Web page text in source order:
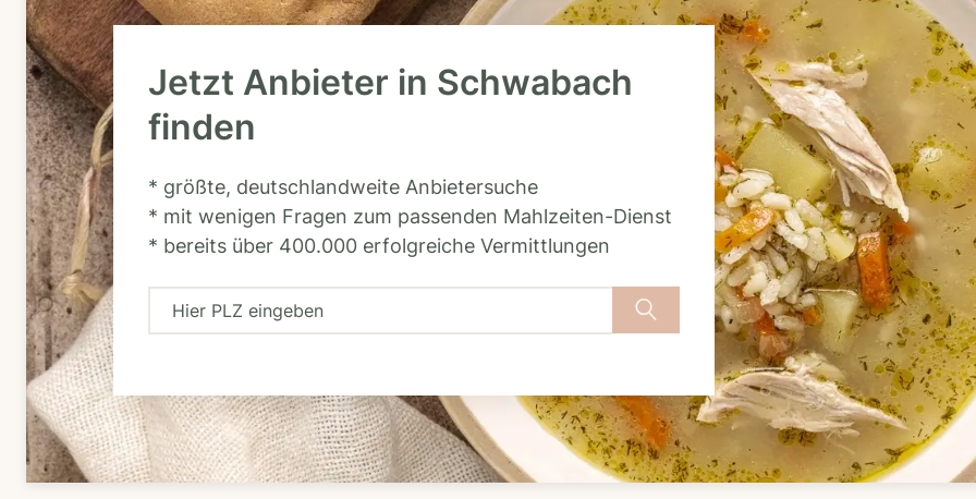
Jetzt Anbieter in Schwabach
finden
* größte, deutschlandweite Anbietersuche
* mit wenigen Fragen zum passenden Mahlzeiten-Dienst
* bereits über 400.000 erfolgreiche Vermittlungen
H
r
P
L